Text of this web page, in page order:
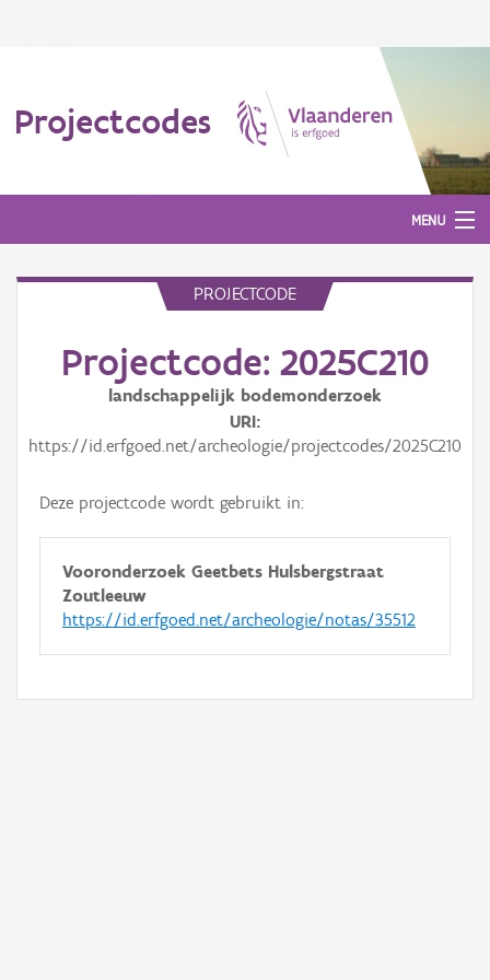
Projectcodes
MENU
PROJECTCODE
Projectcode: 2025C210
landschappelijk bodemonderzoek
URI
https://id.erfgoed.net/archeologie/projectcodes/2025C210
Deze projectcode wordt gebruikt in:
Vooronderzoek Geetbets Hulsbergstraat
Zoutleeuw
https://id.erfgoed.net/archeologie/notas/35512